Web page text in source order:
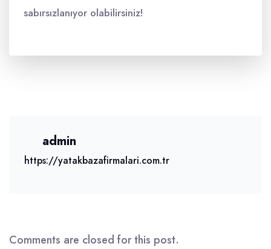
sabırsızlanıyor olabilirsiniz!
admin
https://yatakbazafirmalari.com.tr
Comments are closed for this post.